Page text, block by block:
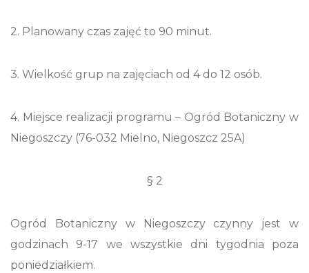
2. Planowany czas zajęć to 90 minut.
3. Wielkość grup na zajęciach od 4 do 12 osób.
4. Miejsce realizacji programu – Ogród Botaniczny w
Niegoszczy (76-032 Mielno, Niegoszcz 25A)
§ 2
Ogród Botaniczny w Niegoszczy czynny jest w
godzinach 9-17 we wszystkie dni tygodnia poza
poniedziałkiem.